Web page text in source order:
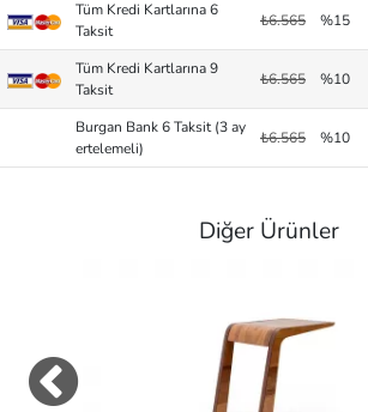
Tüm Kredi Kartlarına 6
Taksit
₺6.565 %15
Tüm Kredi Kartlarına 9
Taksit
₺6.565 %10
Burgan Bank 6 Taksit (3 ay
ertelemeli)
₺6.565 %10
Diğer Ürünler